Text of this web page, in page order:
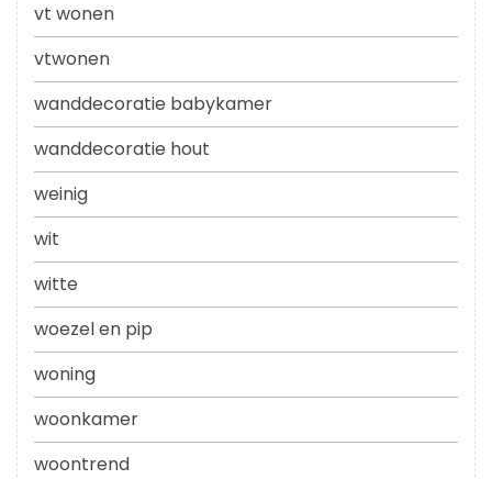
vt wonen
vtwonen
wanddecoratie babykamer
wanddecoratie hout
weinig
wit
witte
woezel en pip
woning
woonkamer
woontrend